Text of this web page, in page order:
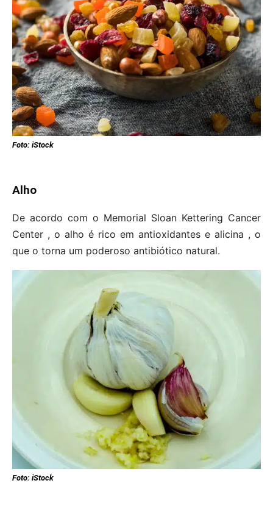
Foto: iStock
Alho
De acordo com o Memorial Sloan Kettering Cancer
Center , o alho é rico em antioxidantes e alicina , o
que o torna um poderoso antibiótico natural.
Foto: iStock